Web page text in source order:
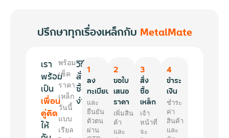
ปรึกษาทุกเรื่องเหล็กกับ MetalMate
เรา
พร้อม
เป็น
เพื่อน
คู่คิด
ให้
พร้อม
เช็ค
ราคา
เหล็ก
วันนี้
แบบ
เรียล
วิธี
สั่ง
ซื้อ
ง่ายๆ
1
ลง
ทะเบียน
และ
ยืนยัน
ตัวตน
ผ่าน
2
ขอใบ
เสนอ
ราคา
เพิ่มสิน
ค้า
และ
3
สั่ง
ซื้อ
เหล็ก
เจ้า
หน้าที่
จะ
4
ชำระ
เงิน
ชำระ
ค่า
สินค้า
และ